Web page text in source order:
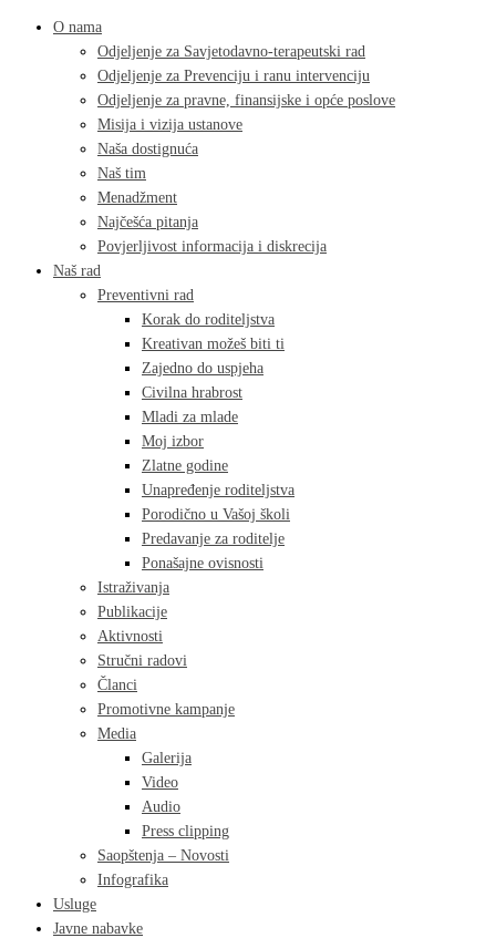
O nama
Odjeljenje za Savjetodavno-terapeutski rad
Odjeljenje za Prevenciju i ranu intervenciju
Odjeljenje za pravne, finansijske i opće poslove
Misija i vizija ustanove
Naša dostignuća
Naš tim
Menadžment
Najčešća pitanja
Povjerljivost informacija i diskrecija
Naš rad
Preventivni rad
Korak do roditeljstva
Kreativan možeš biti ti
Zajedno do uspjeha
Civilna hrabrost
Mladi za mlade
Moj izbor
Zlatne godine
Unapređenje roditeljstva
Porodično u Vašoj školi
Predavanje za roditelje
Ponašajne ovisnosti
Istraživanja
Publikacije
Aktivnosti
Stručni radovi
Članci
Promotivne kampanje
Media
Galerija
Video
Audio
Press clipping
Saopštenja – Novosti
Infografika
Usluge
Javne nabavke